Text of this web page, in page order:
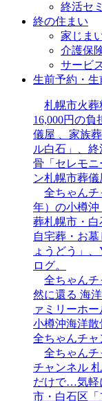
終活セ
終の住まい
家じま
介護保
サービ
生前予約・生
札幌市火葬
16,000円の
儀屋 、家族
ル白石」、
骨「セレモニ
ン札幌市葬
全ちゃんチ
年）の小樽
葬札幌市・白
自宅葬・お
ょうどう」
ログ。
全ちゃんチ
然に還る 海
ァミリーホ
小樽沖海洋散
全ちゃんチ
全ちゃんチ
チャンネル
だけで…気軽
市・白石区